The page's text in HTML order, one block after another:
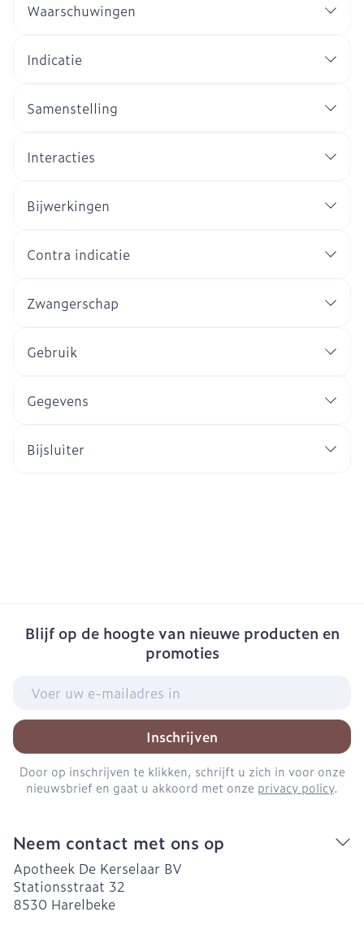
Waarschuwingen
Indicatie
Samenstelling
Interacties
Bijwerkingen
Contra indicatie
Zwangerschap
Gebruik
Gegevens
Bijsluiter
Blijf op de hoogte van nieuwe producten en
promoties
Inschrijven
Door op inschrijven te klikken, schrijft u zich in voor onze
nieuwsbrief en gaat u akkoord met onze privacy policy.
Neem contact met ons op
Apotheek De Kerselaar BV
Stationsstraat 32
8530 Harelbeke